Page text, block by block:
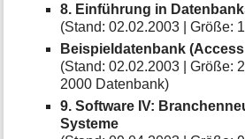
8. Einführung in
(Stand: 02.02.2003 | Größe:
Beispieldatenbank (Access
(Stand: 02.02.2003 | Größe:
2000 Datenbank)
9. Software IV:
Systeme